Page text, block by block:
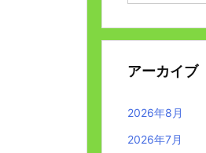
アーカイブ
2026年8月
2026年7月